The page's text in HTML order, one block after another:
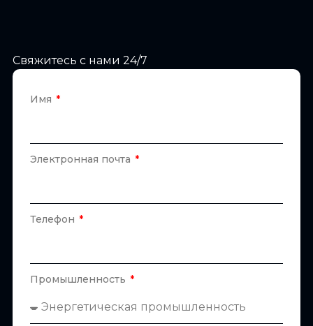
Свяжитесь с нами 24/7
Имя
Электронная почта
Телефон
Промышленность